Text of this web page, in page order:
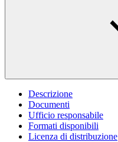
Descrizione
Documenti
Ufficio responsabile
Formati disponibili
Licenza di distribuzione